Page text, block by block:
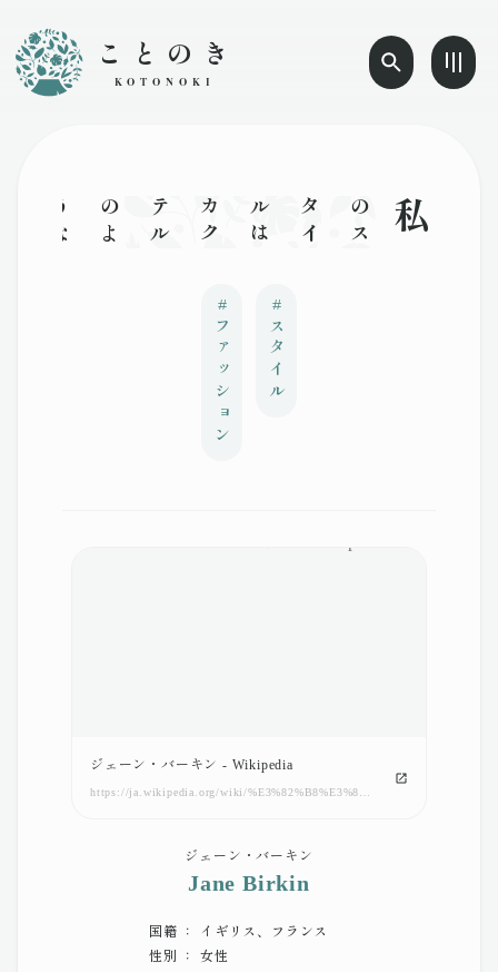
ことのき
KOTONOKI
私の
ス
タ
イ
ル
は
カ
ク
テ
ル
の
よ
う
な
もの
。
フ
ラ
ン
ス
人
ほ
ど
繊
細
じ
ゃ
な
い
け
ど
、
英
国
人
み
た
い
に
細
か
い
こ
と
に
も
こ
だ
わ
ら
な
い
#
ファッション
#
スタイル
ジェーン・バーキン - Wikipedia
https://ja.wikipedia.org/wiki/%E3%82%B8%E3%82%A7%E3%83%BC%E3%83%B3%E3%83%BB%E3%83%90%E3%83%BC%E3%82%AD%E3%83%B3
ジェーン・バーキン
Jane Birkin
国籍 ： イギリス、フランス
性別 ： 女性